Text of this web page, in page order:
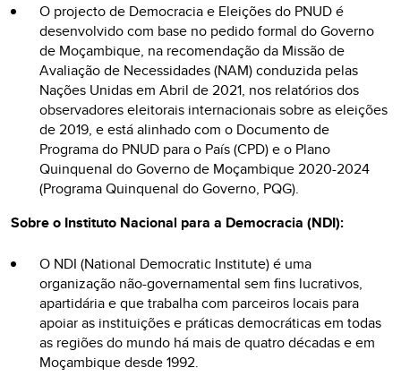
O projecto de Democracia e Eleições do PNUD é
desenvolvido com base no pedido formal do Governo
de Moçambique, na recomendação da Missão de
Avaliação de Necessidades (NAM) conduzida pelas
Nações Unidas em Abril de 2021, nos relatórios dos
observadores eleitorais internacionais sobre as eleições
de 2019, e está alinhado com o Documento de
Programa do PNUD para o País (CPD) e o Plano
Quinquenal do Governo de Moçambique 2020-2024
(Programa Quinquenal do Governo, PQG).
Sobre o Instituto Nacional para a Democracia (NDI):
O NDI (National Democratic Institute) é uma
organização não-governamental sem fins lucrativos,
apartidária e que trabalha com parceiros locais para
apoiar as instituições e práticas democráticas em todas
as regiões do mundo há mais de quatro décadas e em
Moçambique desde 1992.